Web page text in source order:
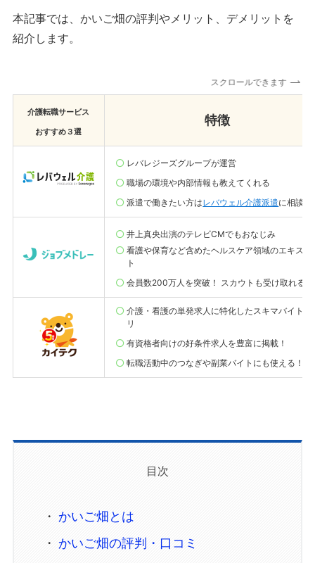
本記事では、かいご畑の評判やメリット、デメリットを
紹介します。
スクロールできます
介護転職サービス
おすすめ３選
特徴
レバレジーズグループが運営
職場の環境や内部情報も教えてくれる
派遣で働きたい方はレバウェル介護派遣に相談
井上真央出演のテレビCMでもおなじみ
看護や保育など含めたヘルスケア領域のエキスパ
ト
会員数200万人を突破！ スカウトも受け取れる
介護・看護の単発求人に特化したスキマバイトア
リ
有資格者向けの好条件求人を豊富に掲載！
転職活動中のつなぎや副業バイトにも使える！
目次
かいご畑とは
かいご畑の評判・口コミ